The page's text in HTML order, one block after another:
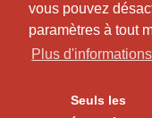
vous pouvez
paramètres à tout
Plus d'informations
Seuls les
vous pouvez
paramètres à tout
Plus d'informations
Seuls les